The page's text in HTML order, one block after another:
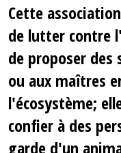
Cette
de lutter contre
de proposer des
ou aux maîtres
l'écosystème;
confier à des
garde d'un